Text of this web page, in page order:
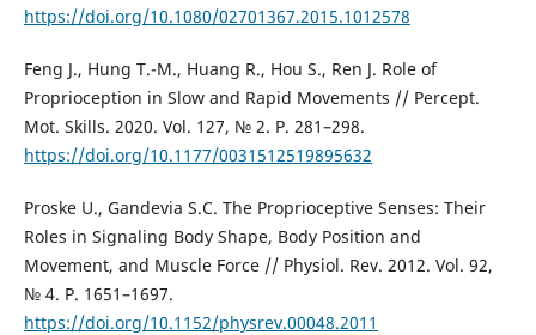
https://doi.org/10.1080/02701367.2015.1012578
Feng J., Hung T.-M., Huang R., Hou S., Ren J. Role of
Proprioception in Slow and Rapid Movements // Percept.
Mot. Skills. 2020. Vol. 127, № 2. P. 281–298.
https://doi.org/10.1177/0031512519895632
Proske U., Gandevia S.C. The Proprioceptive Senses: Their
Roles in Signaling Body Shape, Body Position and
Movement, and Muscle Force // Physiol. Rev. 2012. Vol. 92,
№ 4. P. 1651–1697.
https://doi.org/10.1152/physrev.00048.2011